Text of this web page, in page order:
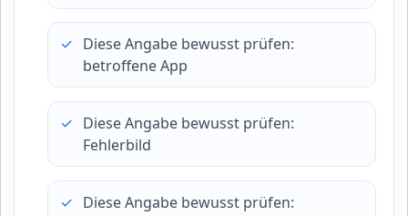
Diese Angabe bewusst prüfen:
betroffene App
Diese Angabe bewusst prüfen:
Fehlerbild
Diese Angabe bewusst prüfen: